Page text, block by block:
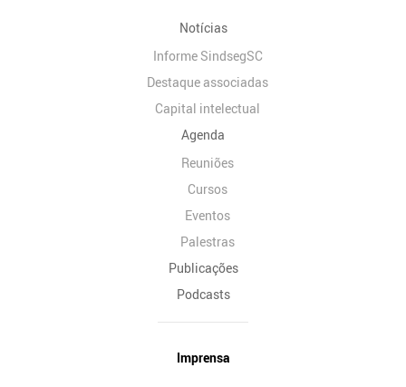
Notícias
Informe SindsegSC
Destaque associadas
Capital intelectual
Agenda
Reuniões
Cursos
Eventos
Palestras
Publicações
Podcasts
Imprensa